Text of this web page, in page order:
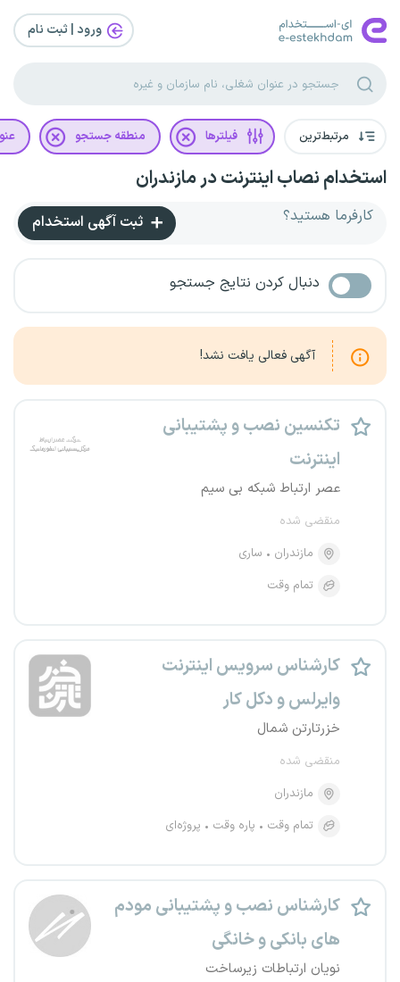
ورود | ثبت‌ نام
مرتبط‌ترین فیلترها منطقه جستجو
استخدام نصاب اینترنت در مازندران
کارفرما هستید؟ ثبت آگهی استخدام
دنبال کردن نتایج جستجو
آگهی فعالی یافت نشد!
تکنسین نصب و پشتیبانی
اینترنت
عصر ارتباط شبکه بی سیم
منقضی شده
مازندران
ساری
تمام وقت
کارشناس سرویس اینترنت
وایرلس و دکل کار
خزرتارتن شمال
منقضی شده
مازندران
تمام وقت
پاره وقت پروژه‌ای
کارشناس نصب و پشتیبانی مودم
های بانکی و خانگی
نویان ارتباطات زیرساخت